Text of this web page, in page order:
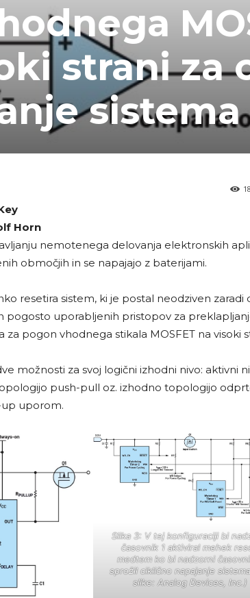
strani za
sistema
Horn
nemotenega delovanja elektronskih
območjih in se napajajo z baterijami.
resetira sistem, ki je postal neodziven zaradi
pogosto uporabljenih pristopov za
pogon vhodnega stikala MOSFET na visoki
možnosti za svoj logični izhodni nivo: aktivni
push-pull oz. izhodno topologijo
uporom.
Slika 3: V tej konfiguraciji bi
časovnik 1 aktiviral mehek
medtem ko bi nadzorni
sprožil ciklično napajanje
slike: Analog Devices, Inc.)